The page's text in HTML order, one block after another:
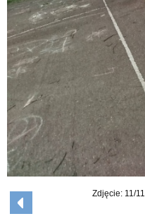
Zdjęcie: 11/11